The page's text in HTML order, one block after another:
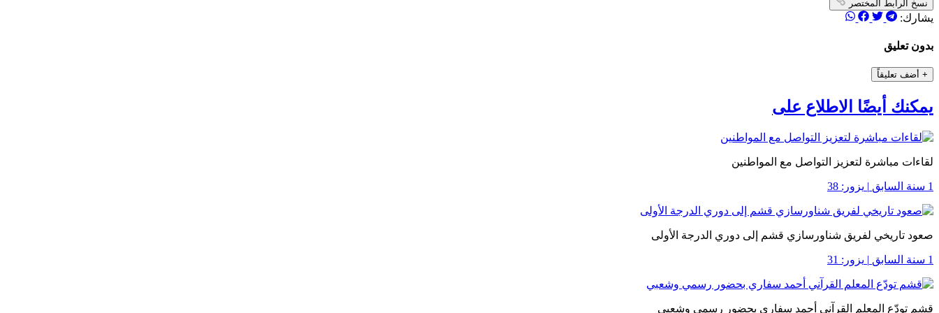
نسخ الرابط المختصر
يشارك:
بدون تعليق
+ أضف تعليقاً
يمكنك أيضًا الاطلاع على
لقاءات مباشرة لتعزيز التواصل مع المواطنين
1 سنة السابق | يزور: 38
صعود تاريخي لفريق شناورسازي قشم إلى دوري الدرجة الأولى
1 سنة السابق | يزور: 31
قشم تودّع المعلم القرآني أحمد سفاري بحضور رسمي وشعبي